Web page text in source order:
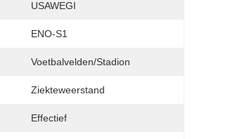
USAWEGI
ENO-S1
Voetbalvelden/stadion
Ziekteweerstand
Effectief